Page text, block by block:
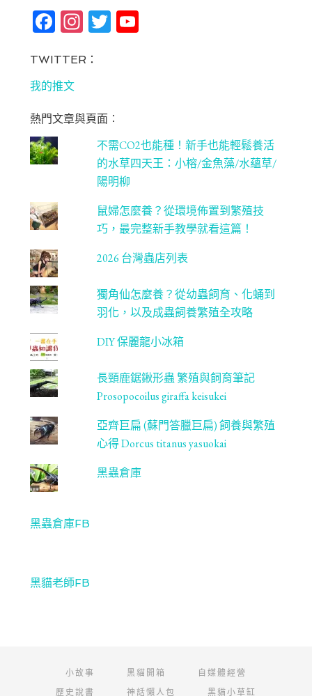
Fa
bo
ok
In
ag
m
T Yo
C
ha
n
ne
l
TWITTER：
我的推文
熱門文章與頁面︰
不需CO2也能種！新手也能輕鬆養活
的水草四天王：小榕/金魚藻/水蘊草/
陽明柳
鼠婦怎麼養？從環境佈置到繁殖技
巧，最完整新手教學就看這篇！
2026 台灣蟲店列表
獨角仙怎麼養？從幼蟲飼育、化蛹到
羽化，以及成蟲飼養繁殖全攻略
DIY 保麗龍小冰箱
長頸鹿鋸鍬形蟲 繁殖與飼育筆記
Prosopocoilus giraffa keisukei
亞齊巨扁 (蘇門答臘巨扁) 飼養與繁殖
心得 Dorcus titanus yasuokai
黑蟲倉庫
黑蟲倉庫FB
黑貓老師FB
小故事 黑貓開箱
自媒體經營
歷史說書
神話懶人包 黑貓小草缸